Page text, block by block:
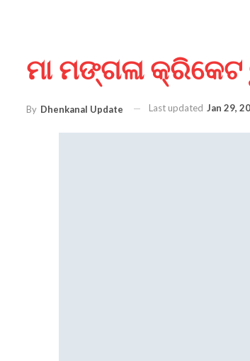
ମା ମଙ୍ଗଳା କ୍ରିକେଟ
By Dhenkanal Update Last updated Jan 29,